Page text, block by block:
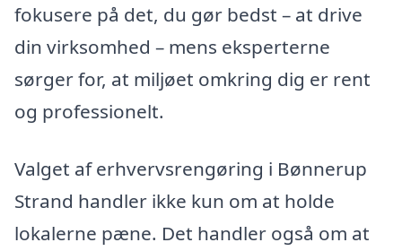
fokusere på det, du gør bedst – at drive
din virksomhed – mens eksperterne
sørger for, at miljøet omkring dig er rent
og professionelt.
Valget af erhvervsrengøring i Bønnerup
Strand handler ikke kun om at holde
lokalerne pæne. Det handler også om at